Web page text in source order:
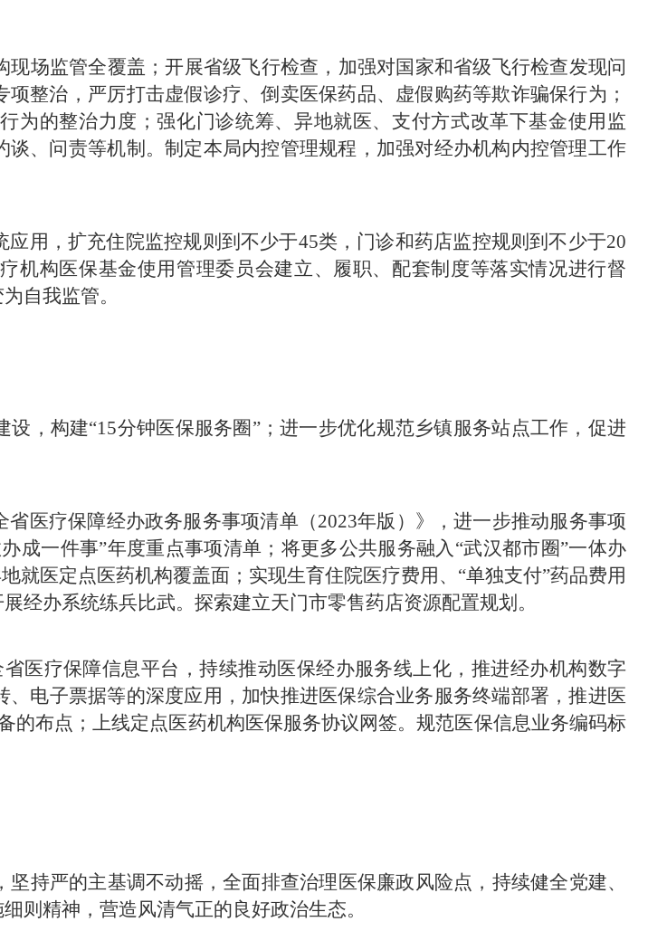
现场监管全覆盖；开展省级飞行检查，加强对国家和省级飞行检查发现问
整治，严厉打击虚假诊疗、倒卖医保药品、虚假购药等欺诈骗保行为；
为的整治力度；强化门诊统筹、异地就医、支付方式改革下基金使用监
、问责等机制。制定本局内控管理规程，加强对经办机构内控管理工作
用，扩充住院监控规则到不少于45类，门诊和药店监控规则到不少于20
机构医保基金使用管理委员会建立、履职、配套制度等落实情况进行督
自我监管。
，构建“15分钟医保服务圈”；进一步优化规范乡镇服务站点工作，促进
医疗保障经办政务服务事项清单（2023年版）》，进一步推动服务事项
成一件事”年度重点事项清单；将更多公共服务融入“武汉都市圈”一体办
就医定点医药机构覆盖面；实现生育住院医疗费用、“单独支付”药品费用
经办系统练兵比武。探索建立天门市零售药店资源配置规划。
省医疗保障信息平台，持续推动医保经办服务线上化，推进经办机构数字
电子票据等的深度应用，加快推进医保综合业务服务终端部署，推进医
的布点；上线定点医药机构医保服务协议网签。规范医保信息业务编码标
持严的主基调不动摇，全面排查治理医保廉政风险点，持续健全党建、
则精神，营造风清气正的良好政治生态。